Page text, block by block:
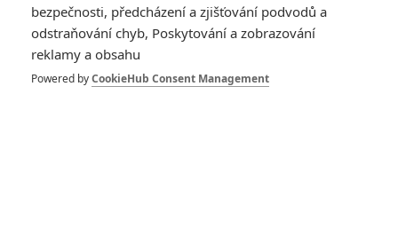
Simon Pegg
Herec
Benedict
Cumberbatch
bezpečnosti, předcházení a zjišťování podvodů a
odstraňování chyb, Poskytování a zobrazování
reklamy a obsahu
Powered byCookieHub Consent Management